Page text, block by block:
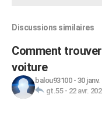
Discussions similaires
Comment
voiture
balou93100- 30 janv.
gt.55- 22 avr.